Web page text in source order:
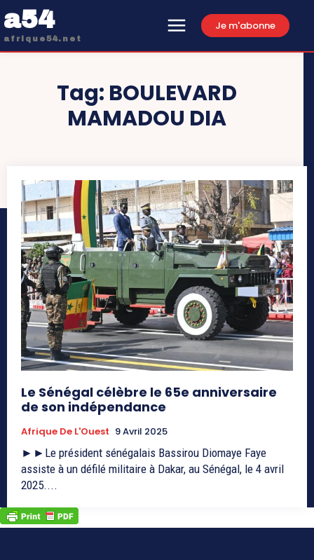
a54
afrique54.net
Je m'abonne
Tag: BOULEVARD
MAMADOU DIA
Le Sénégal célèbre le 65e anniversaire
de son indépendance
Afrique De L'Ouest 9 Avril 2025
►►Le président sénégalais Bassirou Diomaye Faye
assiste à un défilé militaire à Dakar, au Sénégal, le 4 avril
2025....